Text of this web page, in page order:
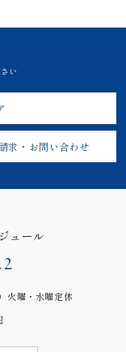
い
求・お問い合わせ
ュール
火曜・水曜定休